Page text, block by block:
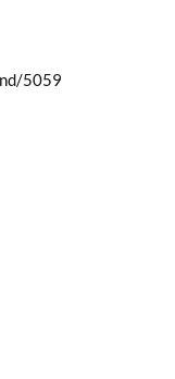
5059